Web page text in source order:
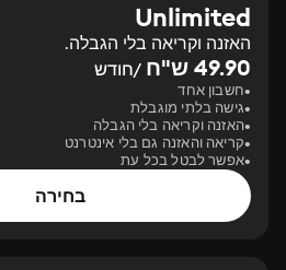
Unlimited
האזנה וקריאה בלי הגבלה.
49.90 ש"ח /חודש
חשבון אחד
גישה בלתי מוגבלת
האזנה וקריאה בלי הגבלה
קריאה והאזנה גם בלי אינטרנט
אפשר לבטל בכל עת
בחירה